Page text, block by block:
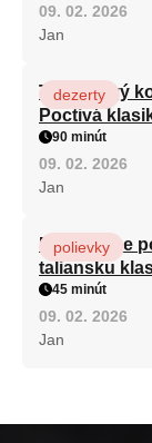
09. 02. 2026
Jan
Tvarohový
Poctivá
dezerty
90 minút
09. 02. 2026
Jan
Minestrone
taliansku
polievky
45 minút
09. 02. 2026
Jan